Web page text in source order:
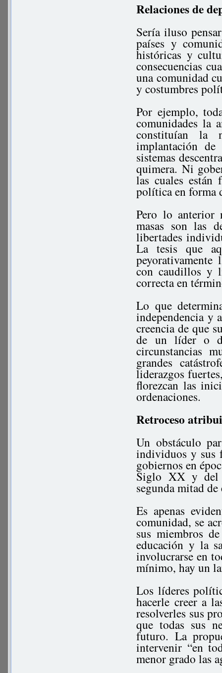
Relaciones de
Sería iluso
países y
históricas y
consecuencias
una comunidad
y costumbres
Por ejemplo,
comunidades la
constituían la
implantación
sistemas
quimera. Ni
las cuales están
política en forma
Pero lo anterior
masas son las
libertades
La tesis que
peyorativamente
con caudillos y
correcta en
Lo que
independencia y
creencia de que
de un líder o
circunstancias
grandes
liderazgos
florezcan las
ordenaciones.
Retroceso
Un obstáculo
individuos y sus
gobiernos en
Siglo XX y del
segunda mitad
Es apenas
comunidad, se
sus miembros
educación y la
involucrarse en
mínimo, hay un
Los líderes
hacerle creer a
resolverles sus
que todas sus
futuro. La
intervenir “en
menor grado las